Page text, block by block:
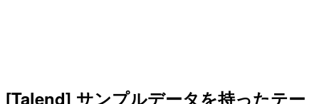
[Talend] サンプルデータを持ったテー